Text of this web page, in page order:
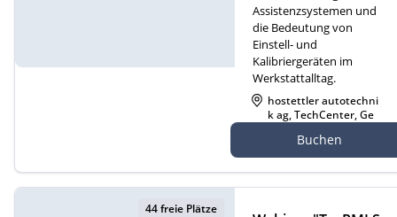
Assistenzsystemen und
die Bedeutung von
Einstell- und
Kalibriergeräten im
Werkstattalltag.
hostettler autotechni
k ag, TechCenter, Ge
uttisholzBuchen
44 freie Plätze